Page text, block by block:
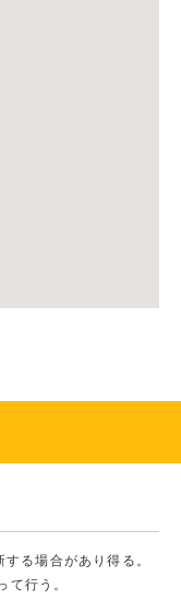
る場合があり得る。
て行う。